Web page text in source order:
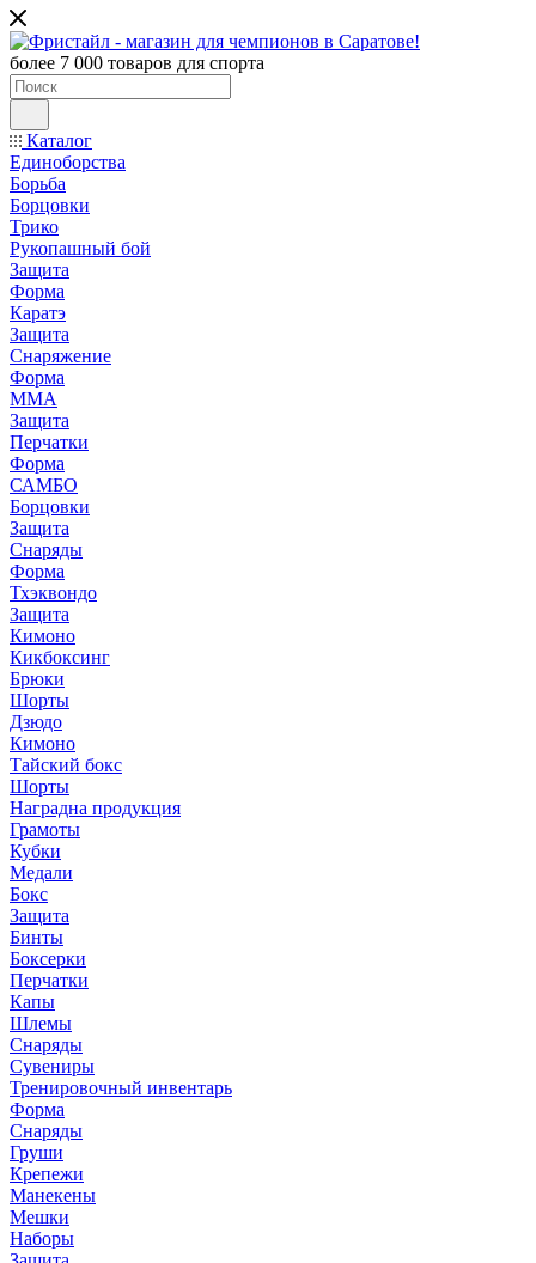
более 7 000 товаров для спорта
Каталог
Единоборства
Борьба
Борцовки
Трико
Рукопашный бой
Защита
Форма
Каратэ
Защита
Снаряжение
Форма
ММА
Защита
Перчатки
Форма
САМБО
Борцовки
Защита
Снаряды
Форма
Тхэквондо
Защита
Кимоно
Кикбоксинг
Брюки
Шорты
Дзюдо
Кимоно
Тайский бокс
Шорты
Наградна продукция
Грамоты
Кубки
Медали
Бокс
Защита
Бинты
Боксерки
Перчатки
Капы
Шлемы
Снаряды
Сувениры
Тренировочный инвентарь
Форма
Снаряды
Груши
Крепежи
Манекены
Мешки
Наборы